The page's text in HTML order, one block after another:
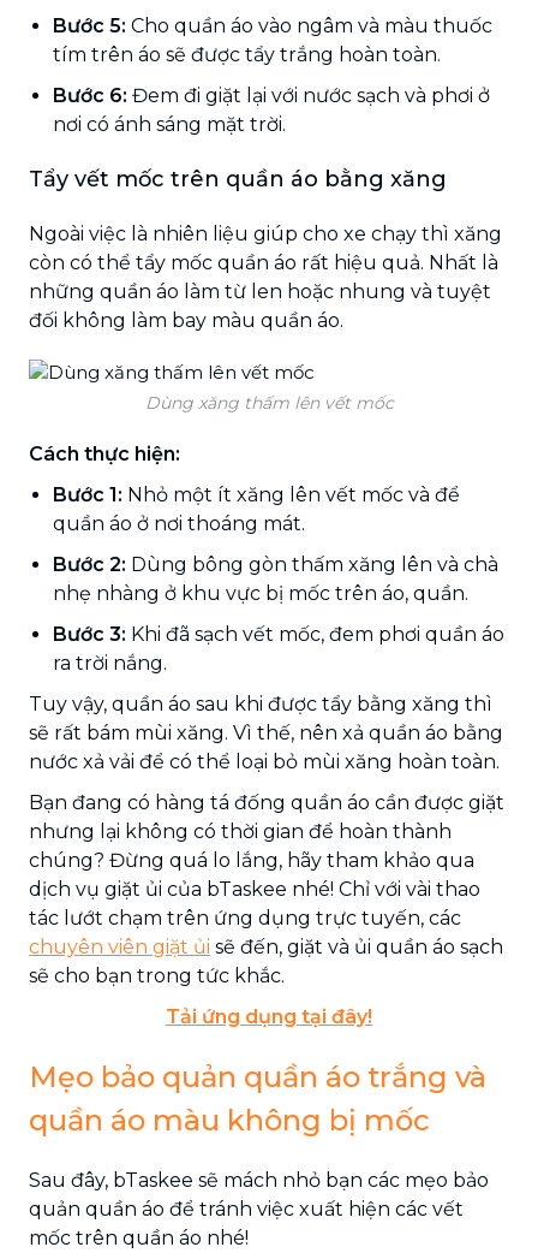
Bước 5: Cho quần áo vào ngâm và màu thuốc
tím trên áo sẽ được tẩy trắng hoàn toàn.
Bước 6: Đem đi giặt lại với nước sạch và phơi ở
nơi có ánh sáng mặt trời.
Tẩy vết mốc trên quần áo bằng xăng
Ngoài việc là nhiên liệu giúp cho xe chạy thì xăng
còn có thể tẩy mốc quần áo rất hiệu quả. Nhất là
những quần áo làm từ len hoặc nhung và tuyệt
đối không làm bay màu quần áo.
Dùng xăng thấm lên vết mốc
Cách thực hiện:
Bước 1: Nhỏ một ít xăng lên vết mốc và để
quần áo ở nơi thoáng mát.
Bước 2: Dùng bông gòn thấm xăng lên và chà
nhẹ nhàng ở khu vực bị mốc trên áo, quần.
Bước 3: Khi đã sạch vết mốc, đem phơi quần áo
ra trời nắng.
Tuy vậy, quần áo sau khi được tẩy bằng xăng thì
sẽ rất bám mùi xăng. Vì thế, nên xả quần áo bằng
nước xả vải để có thể loại bỏ mùi xăng hoàn toàn.
Bạn đang có hàng tá đống quần áo cần được giặt
nhưng lại không có thời gian để hoàn thành
chúng? Đừng quá lo lắng, hãy tham khảo qua
dịch vụ giặt ủi của bTaskee nhé! Chỉ với vài thao
tác lướt chạm trên ứng dụng trực tuyến, các
chuyên viên giặt ủi sẽ đến, giặt và ủi quần áo sạch
sẽ cho bạn trong tức khắc.
Tải ứng dụng tại đây!
Mẹo bảo quản quần áo trắng và
quần áo màu không bị mốc
Sau đây, bTaskee sẽ mách nhỏ bạn các mẹo bảo
quản quần áo để tránh việc xuất hiện các vết
mốc trên quần áo nhé!